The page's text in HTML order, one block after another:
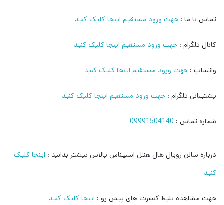
تماس با ما : جهت ورود مستقیم اینجا کلیک کنید
کانال تلگرام : جهت ورود مستقیم اینجا کلیک کنید
واتساپ : جهت ورود مستقیم اینجا کلیک کنید
پشتیبانی تلگرام : جهت ورود مستقیم اینجا کلیک کنید
شماره تماس : 09991504140
درباره سالن رویال هال هتل اسپیناس پالاس بیشتر بدانید : اینجا کلیک
کنید
جهت مشاهده بلیط کنسرت های پیش رو : اینجا کلیک کنید